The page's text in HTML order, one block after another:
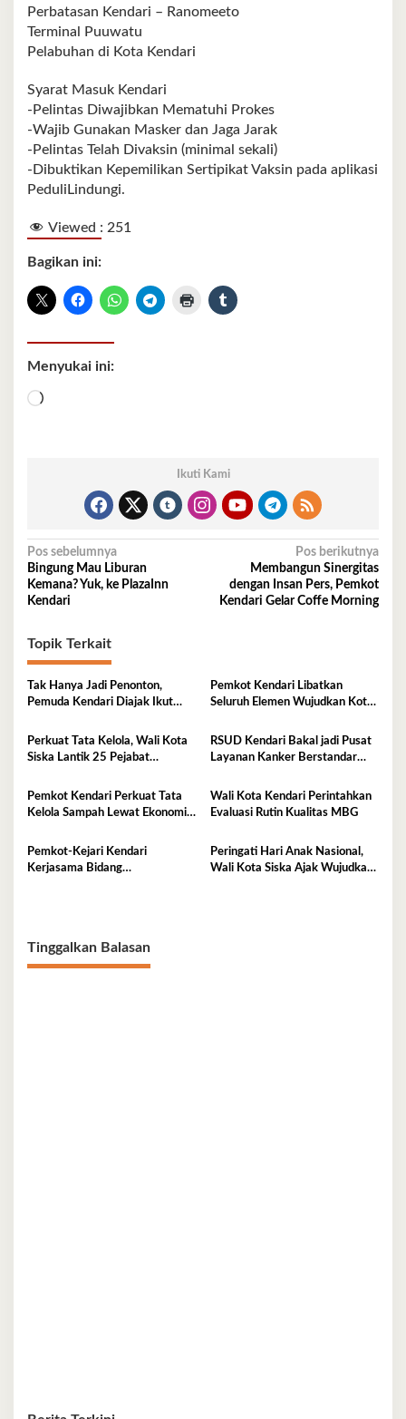
Perbatasan Kendari – Ranomeeto
Terminal Puuwatu
Pelabuhan di Kota Kendari
Syarat Masuk Kendari
-Pelintas Diwajibkan Mematuhi Prokes
-Wajib Gunakan Masker dan Jaga Jarak
-Pelintas Telah Divaksin (minimal sekali)
-Dibuktikan Kepemilikan Sertipikat Vaksin pada aplikasi
PeduliLindungi.
Viewed : 251
Bagikan ini:
Menyukai ini:
Memuat...
Ikuti Kami
Navigasi
pos
Pos sebelumnya
Bingung Mau Liburan
Kemana? Yuk, ke PlazaInn
Kendari
Pos berikutnya
Membangun Sinergitas
dengan Insan Pers, Pemkot
Kendari Gelar Coffe Morning
Topik Terkait
Tak Hanya Jadi Penonton,
Pemuda Kendari Diajak Ikut
Pemkot Kendari Libatkan
Seluruh Elemen Wujudkan Kota
Perkuat Tata Kelola, Wali Kota
Siska Lantik 25 Pejabat
RSUD Kendari Bakal jadi Pusat
Layanan Kanker Berstandar
Pemkot Kendari Perkuat Tata
Kelola Sampah Lewat Ekonomi
Wali Kota Kendari Perintahkan
Evaluasi Rutin Kualitas MBG
Pemkot-Kejari Kendari
Kerjasama Bidang
Peringati Hari Anak Nasional,
Wali Kota Siska Ajak Wujudkan
Tinggalkan Balasan